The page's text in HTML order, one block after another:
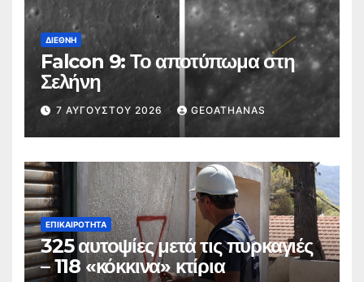
ΔΙΕΘΝΉ
Falcon 9: Το αποτύπωμα στη
Σελήνη
7 ΑΥΓΟΎΣΤΟΥ 2026 GEOATHANAS
ΕΠΙΚΑΙΡΌΤΗΤΑ
325 αυτοψίες μετά τις πυρκαγιές
– 118 «κόκκινα» κτίρια